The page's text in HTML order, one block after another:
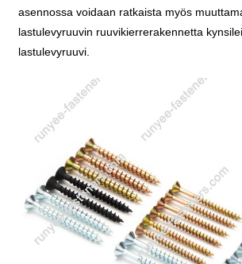
asennossa voidaan ratkaista myös
lastulevyruuvin ruuvikierrerakennetta
lastulevyruuvi.